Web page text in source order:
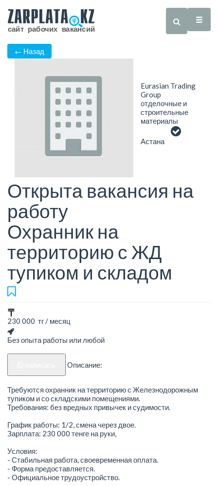
← Назад
Eurasian Trading
Group
отделочные и
строительные
материалы
Астана
Открыта вакансия на
работу
Охранник на
территорию с ЖД
тупиком и складом
230 000 тг / месяц
Без опыта работы или любой
Описание:
Требуются охранник на территорию с Железнодорожным
тупиком и со складскими помещениями.
Требования: без вредных привычек и судимости.
График работы: 1/2, смена через двое.
Зарплата: 230 000 тенге на руки,
Условия:
- Стабильная работа, своевременная оплата.
- Форма предоставляется.
- Официальное трудоустройство.